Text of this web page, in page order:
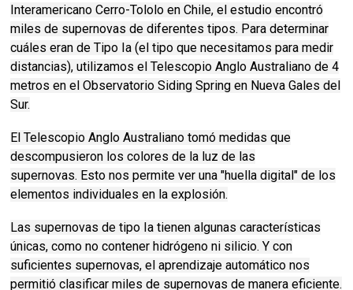
Interamericano Cerro-Tololo en Chile, el estudio encontró
miles de supernovas de diferentes tipos. Para determinar
cuáles eran de Tipo Ia (el tipo que necesitamos para medir
distancias), utilizamos el Telescopio Anglo Australiano de 4
metros en el Observatorio Siding Spring en Nueva Gales del
Sur.
El Telescopio Anglo Australiano tomó medidas que
descompusieron los colores de la luz de las
supernovas. Esto nos permite ver una "huella digital" de los
elementos individuales en la explosión.
Las supernovas de tipo Ia tienen algunas características
únicas, como no contener hidrógeno ni silicio.Y con
suficientes supernovas, el aprendizaje automático nos
permitió clasificar miles de supernovas de manera eficiente.